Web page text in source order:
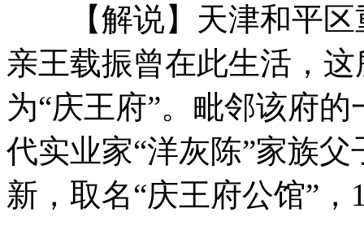
风水师称莫言旧居是宝地被批马后炮
元芳扮演者澄清大热台词:剧中无此句
山西运城恶犬咬伤多人 警民合力深夜将其击毙
【解说】天津和平区
亲王载振曾在此生活，
为“庆王府”。毗邻该府
代实业家“洋灰陈”家族
新，取名“庆王府公馆”